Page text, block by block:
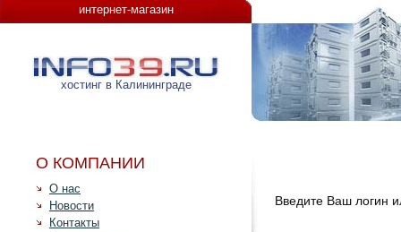
интернет-магазин
хостинг в Калининграде
О КОМПАНИИ
О нас
Новости
Контакты
Введите Ваш логин